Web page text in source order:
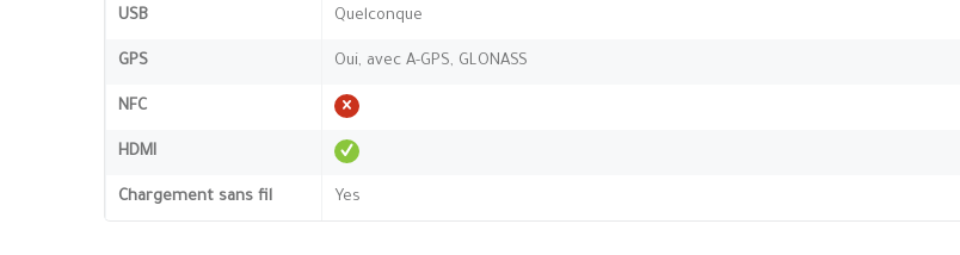
USB Quelconque
GPS Oui, avec A-GPS, GLONASS
NFC
HDMI
Chargement sans fil Yes